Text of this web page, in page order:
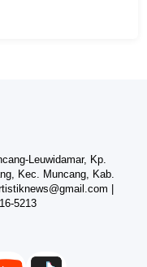
Leuwidamar, Kp.
Kec. Muncang, Kab.
5213